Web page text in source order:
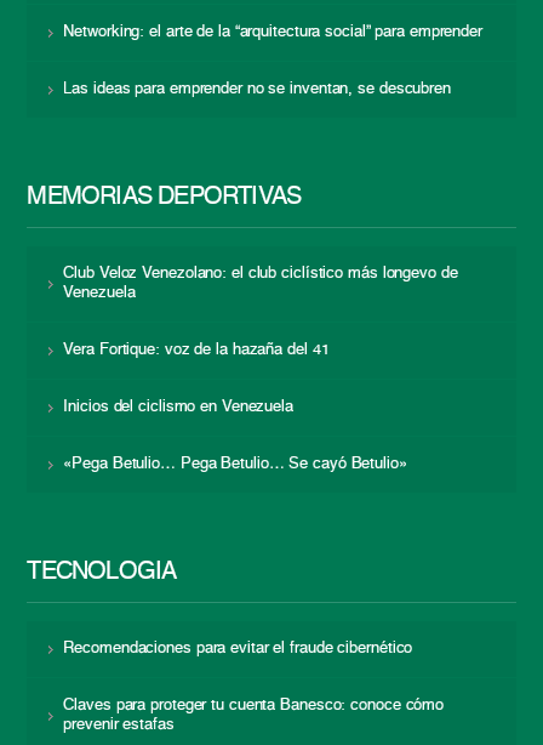
Networking: el arte de la “arquitectura social” para emprender
Las ideas para emprender no se inventan, se descubren
MEMORIAS DEPORTIVAS
Club Veloz Venezolano: el club ciclístico más longevo de
Venezuela
Vera Fortique: voz de la hazaña del 41
Inicios del ciclismo en Venezuela
«Pega Betulio… Pega Betulio… Se cayó Betulio»
TECNOLOGÍA
Recomendaciones para evitar el fraude cibernético
Claves para proteger tu cuenta Banesco: conoce cómo
prevenir estafas